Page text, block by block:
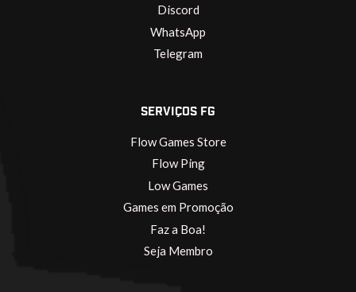
Discord
WhatsApp
Telegram
SERVIÇOS FG
Flow Games Store
Flow Ping
Low Games
Games em Promoção
Faz a Boa!
Seja Membro